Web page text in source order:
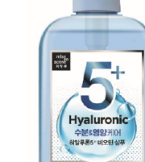
할
인
가
격
별
5